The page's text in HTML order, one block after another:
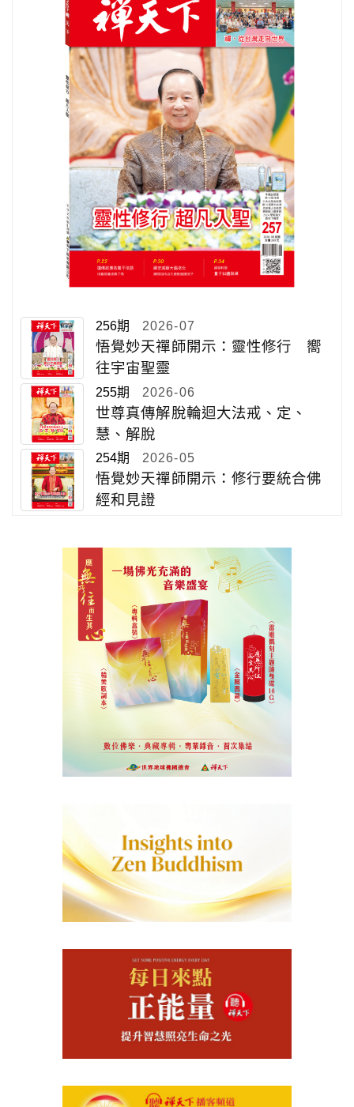
256期 2026-07
悟覺妙天禪師開示：靈性修行 嚮
往宇宙聖靈
255期 2026-06
世尊真傳解脫輪迴大法戒、定、
慧、解脫
254期 2026-05
悟覺妙天禪師開示：修行要統合佛
經和見證